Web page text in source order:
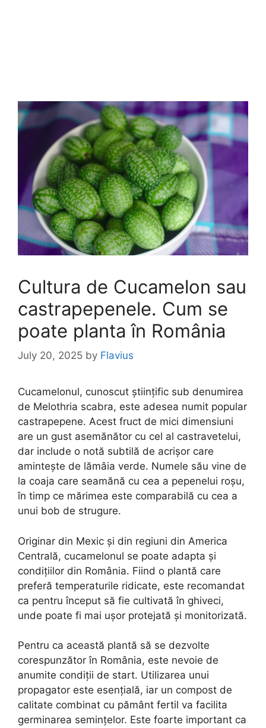
Cultura de Cucamelon sau
castrapepenele. Cum se
poate planta în România
July 20, 2025 by Flavius
Cucamelonul, cunoscut științific sub denumirea
de Melothria scabra, este adesea numit popular
castrapepene. Acest fruct de mici dimensiuni
are un gust asemănător cu cel al castravetelui,
dar include o notă subtilă de acrișor care
amintește de lămâia verde. Numele său vine de
la coaja care seamănă cu cea a pepenelui roșu,
în timp ce mărimea este comparabilă cu cea a
unui bob de strugure.
Originar din Mexic și din regiuni din America
Centrală, cucamelonul se poate adapta și
condițiilor din România. Fiind o plantă care
preferă temperaturile ridicate, este recomandat
ca pentru început să fie cultivată în ghiveci,
unde poate fi mai ușor protejată și monitorizată.
Pentru ca această plantă să se dezvolte
corespunzător în România, este nevoie de
anumite condiții de start. Utilizarea unui
propagator este esențială, iar un compost de
calitate combinat cu pământ fertil va facilita
germinarea semințelor. Este foarte important ca